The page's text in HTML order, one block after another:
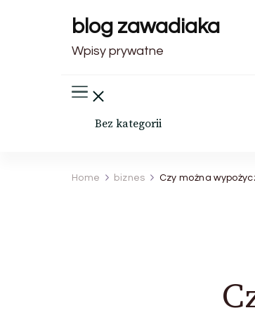
blog zawadiaka
Wpisy prywatne
Bez kategorii
Home biznes Czy można